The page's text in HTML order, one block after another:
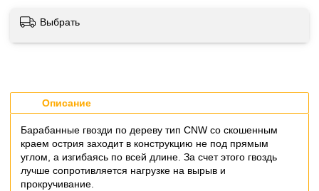
Выбрать
Описание
Барабанные гвозди по дереву тип CNW со скошенным
краем острия заходит в конструкцию не под прямым
углом, а изгибаясь по всей длине. За счет этого гвоздь
лучше сопротивляется нагрузке на вырыв и
прокручивание.